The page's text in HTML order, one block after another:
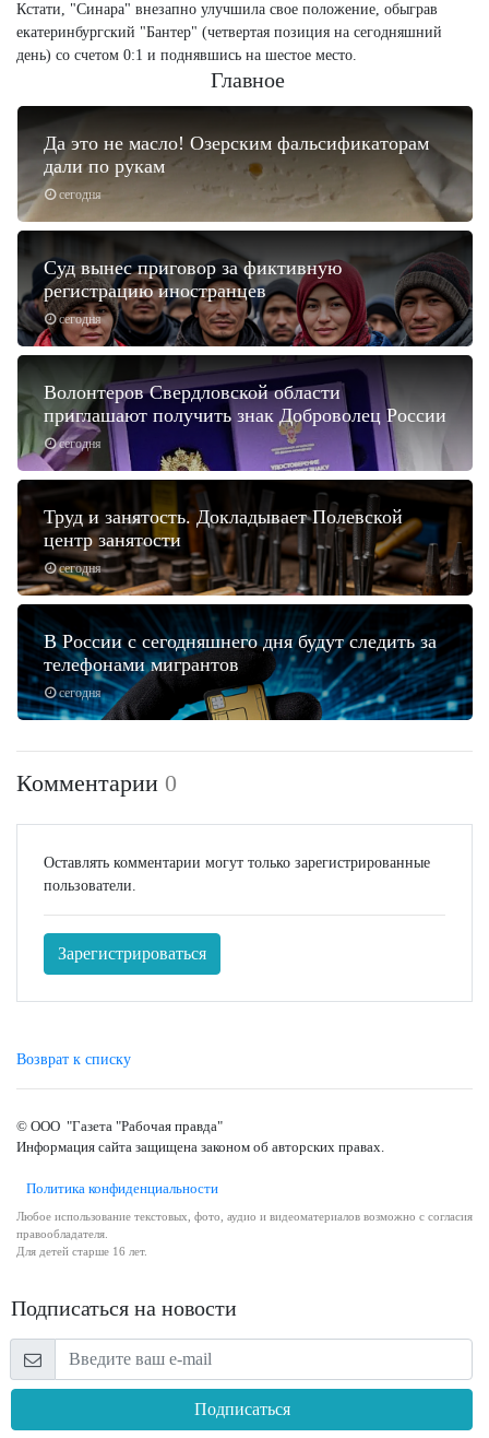
Кстати, "Синара" внезапно улучшила свое положение, обыграв
екатеринбургский "Бантер" (четвертая позиция на сегодняшний
день) со счетом 0:1 и поднявшись на шестое место.
Главное
сегодня
Да это не масло! Озерским фальсификаторам
дали по рукам
сегодня
Суд вынес приговор за фиктивную
регистрацию иностранцев
сегодня
Волонтеров Свердловской области
приглашают получить знак Доброволец России
сегодня
Труд и занятость. Докладывает Полевской
центр занятости
сегодня
В России с сегодняшнего дня будут следить за
телефонами мигрантов
Комментарии 0
Оставлять комментарии могут только зарегистрированные
пользователи.
Зарегистрироваться
Возврат к списку
© ООО "Газета "Рабочая правда"
Информация сайта защищена законом об авторских правах.
Политика конфиденциальности
Любое использование текстовых, фото, аудио и видеоматериалов возможно с согласия
правообладателя.
Для детей старше 16 лет.
Подписаться на новости
Подписаться